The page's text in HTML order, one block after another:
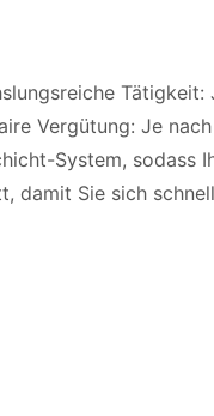
Tätigkeit:
Vergütung: Je
System, sodass
damit Sie sich schnell